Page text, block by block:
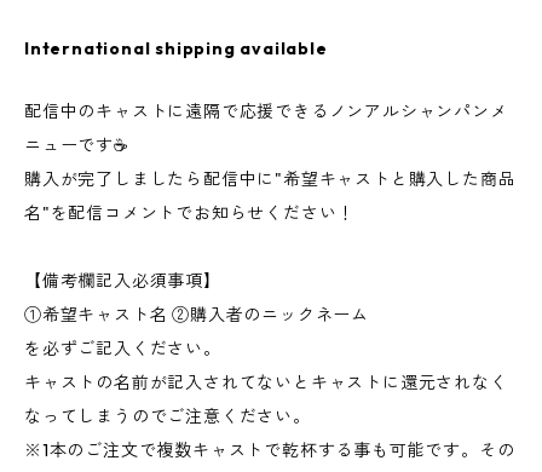
International shipping available
配信中のキャストに遠隔で応援できるノンアルシャンパンメ
ニューです☕️
購入が完了しましたら配信中に"希望キャストと購入した商品
名"を配信コメントでお知らせください！
【備考欄記入必須事項】
①希望キャスト名 ②購入者のニックネーム
を必ずご記入ください。
キャストの名前が記入されてないとキャストに還元されなく
なってしまうのでご注意ください。
※1本のご注文で複数キャストで乾杯する事も可能です。その